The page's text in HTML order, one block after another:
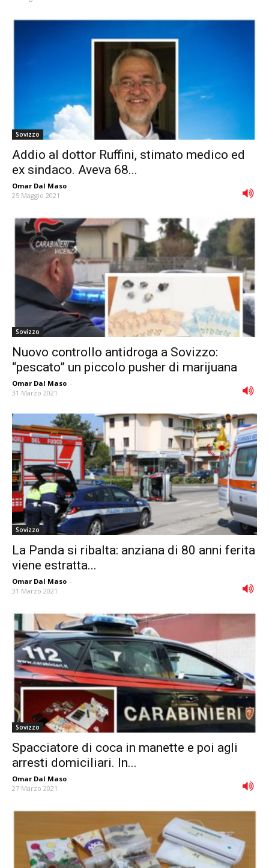
Sovizzo
Addio al dottor Ruffini, stimato medico ed
ex sindaco. Aveva 68...
Omar Dal Maso -
25 Maggio 2021
Sovizzo
Nuovo controllo antidroga a Sovizzo:
“pescato” un piccolo pusher di marijuana
Omar Dal Maso -
31 Marzo 2021
Sovizzo
La Panda si ribalta: anziana di 80 anni ferita
viene estratta...
Omar Dal Maso -
31 Marzo 2021
Sovizzo
Spacciatore di coca in manette e poi agli
arresti domiciliari. In...
Omar Dal Maso -
27 Marzo 2021